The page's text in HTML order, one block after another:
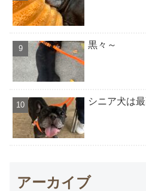
黒々～
シニア犬は
アーカイブ